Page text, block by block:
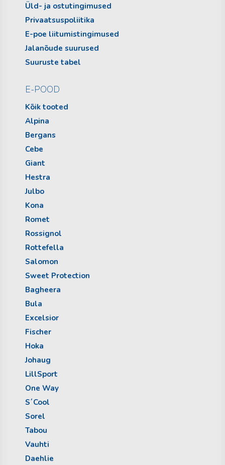
Üld- ja ostutingimused
Privaatsuspoliitika
E-poe liitumistingimused
Jalanõude suurused
Suuruste tabel
E-POOD
Kõik tooted
Alpina
Bergans
Cebe
Giant
Hestra
Julbo
Kona
Romet
Rossignol
Rottefella
Salomon
Sweet Protection
Bagheera
Bula
Excelsior
Fischer
Hoka
Johaug
LillSport
One Way
S´Cool
Sorel
Tabou
Vauhti
Daehlie